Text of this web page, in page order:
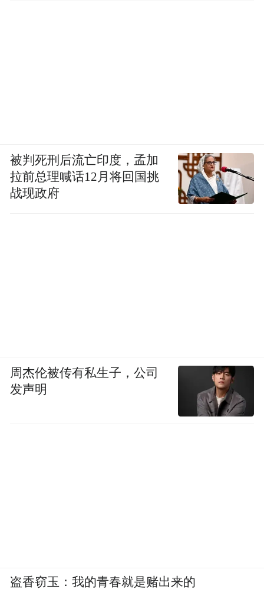
被判死刑后流亡印度，孟加
拉前总理喊话12月将回国挑
战现政府
周杰伦被传有私生子，公司
发声明
盗香窃玉：我的青春就是赌出来的